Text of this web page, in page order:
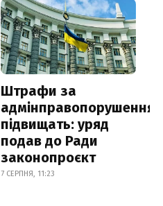
Штрафи за
адмінправопорушення
підвищать: уряд
подав до Ради
законопроєкт
7 СЕРПНЯ, 11:23